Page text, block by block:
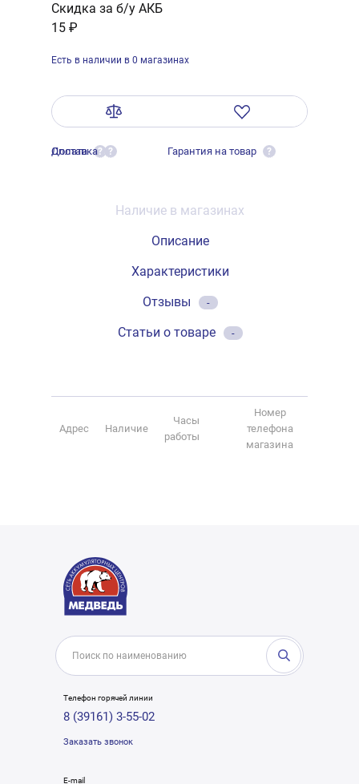
Скидка за б/у АКБ
15 ₽
Есть в наличии в 0 магазинах
Оплата ?
Доставка ? Гарантия на товар ?
Наличие в магазинах
Описание
Характеристики
Отзывы
-
Статьи о товаре -
Адрес Наличие
Часы
работы
Номер
телефона
магазина
Телефон горячей линии
8 (39161) 3-55-02
Заказать звонок
E-mail